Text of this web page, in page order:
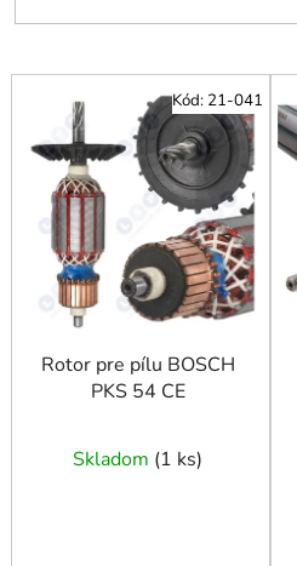
V
Rotor pre pílu BOSCH
PKS 54 CE
Skladom (1 ks)
Kód: 21-041